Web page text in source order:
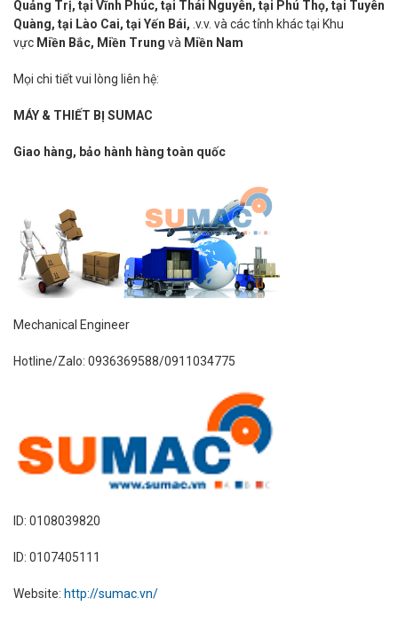
Quảng Trị, tại Vĩnh Phúc, tại Thái Nguyên, tại Phú Thọ, tại Tuyên
Quàng, tại Lào Cai, tại Yến Bái, .v.v. và các tỉnh khác tại Khu
vực Miền Bắc, Miền Trung và Miền Nam
Mọi chi tiết vui lòng liên hệ:
MÁY & THIẾT BỊ SUMAC
Giao hàng, bảo hành hàng toàn quốc
Mechanical Engineer
Hotline/Zalo: 0936369588/0911034775
ID: 0108039820
ID: 0107405111
Website: http://sumac.vn/